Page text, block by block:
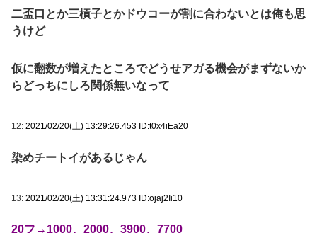
二盃口とか三槓子とかドウコーが割に合わないとは俺も思
うけど
仮に翻数が増えたところでどうせアガる機会がまずないか
らどっちにしろ関係無いなって
12: 2021/02/20(土) 13:29:26.453 ID:t0x4iEa20
染めチートイがあるじゃん
13: 2021/02/20(土) 13:31:24.973 ID:ojaj2Ii10
20フ→1000、2000、3900、7700